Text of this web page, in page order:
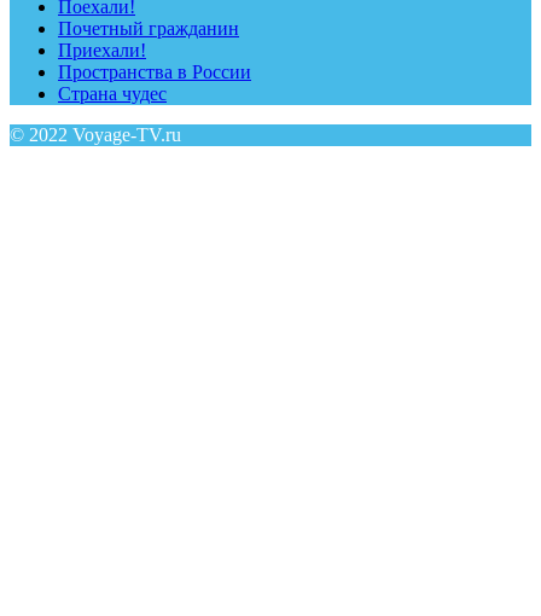
Поехали!
Почетный гражданин
Приехали!
Пространства в России
Страна чудес
© 2022 Voyage-TV.ru